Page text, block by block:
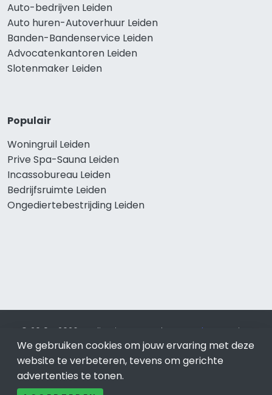
Auto-bedrijven Leiden
Auto huren-Autoverhuur Leiden
Banden-Bandenservice Leiden
Advocatenkantoren Leiden
Slotenmaker Leiden
Populair
Woningruil Leiden
Prive Spa-Sauna Leiden
Incassobureau Leiden
Bedrijfsruimte Leiden
Ongediertebestrijding Leiden
© 2019 - 2026 Realisatie en SEO door SEO-bureau
Lion
Internet. Betaal alleen voor bewezen resultaten?SEO
optimalisatie No Cure No Pay.Leidenis onderdeel van Lion
Internet.
We gebruiken cookies om jouw ervaring met deze
website te verbeteren, tevens om gerichte
advertenties te tonen.